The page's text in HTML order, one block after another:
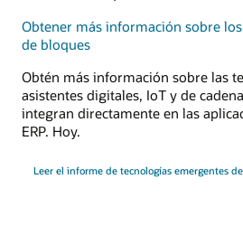
Obtener más información sobre
de bloques
Obtén más información sobre las
asistentes digitales, IoT y de
integran directamente en las
ERP. Hoy.
Leer el informe de tecnologías emergentes de